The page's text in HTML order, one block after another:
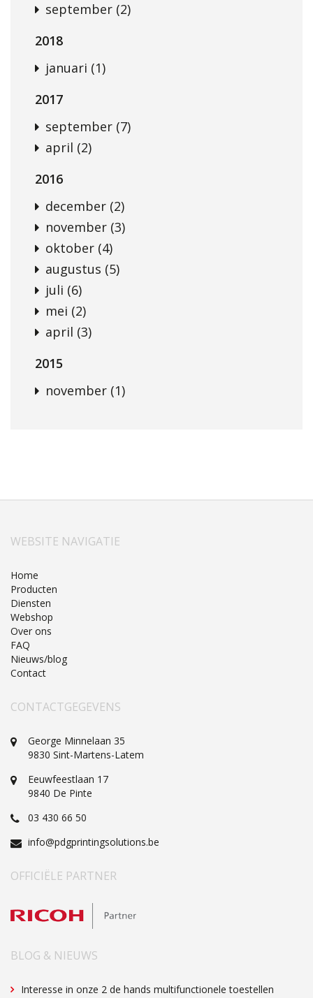
september (2)
2018
januari (1)
2017
september (7)
april (2)
2016
december (2)
november (3)
oktober (4)
augustus (5)
juli (6)
mei (2)
april (3)
2015
november (1)
WEBSITE NAVIGATIE
Home
Producten
Diensten
Webshop
Over ons
FAQ
Nieuws/blog
Contact
CONTACTGEGEVENS
George Minnelaan 35
9830 Sint-Martens-Latem
Eeuwfeestlaan 17
9840 De Pinte
03 430 66 50
info@pdgprintingsolutions.be
OFFICIËLE PARTNER
BLOG & NIEUWS
Interesse in onze 2 de hands multifunctionele toestellen